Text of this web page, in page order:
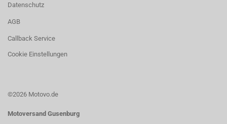
Datenschutz
AGB
Callback Service
Cookie Einstellungen
©2026 Motovo.de
Motoversand Gusenburg